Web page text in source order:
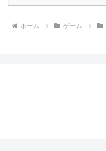
ホーム ゲーム